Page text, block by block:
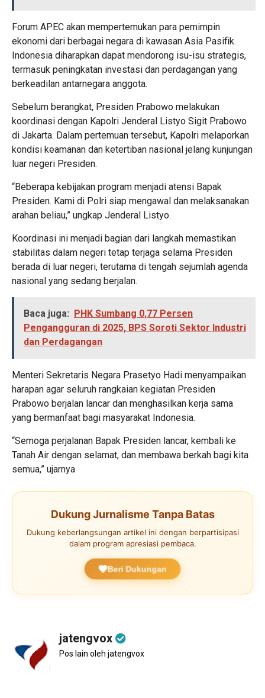
Forum APEC akan mempertemukan para pemimpin
ekonomi dari berbagai negara di kawasan Asia Pasifik.
Indonesia diharapkan dapat mendorong isu-isu strategis,
termasuk peningkatan investasi dan perdagangan yang
berkeadilan antarnegara anggota.
Sebelum berangkat, Presiden Prabowo melakukan
koordinasi dengan Kapolri Jenderal Listyo Sigit Prabowo
di Jakarta. Dalam pertemuan tersebut, Kapolri melaporkan
kondisi keamanan dan ketertiban nasional jelang kunjungan
luar negeri Presiden.
“Beberapa kebijakan program menjadi atensi Bapak
Presiden. Kami di Polri siap mengawal dan melaksanakan
arahan beliau,” ungkap Jenderal Listyo.
Koordinasi ini menjadi bagian dari langkah memastikan
stabilitas dalam negeri tetap terjaga selama Presiden
berada di luar negeri, terutama di tengah sejumlah agenda
nasional yang sedang berjalan.
Baca juga: PHK Sumbang 0,77 Persen
Pengangguran di 2025, BPS Soroti Sektor Industri
dan Perdagangan
Menteri Sekretaris Negara Prasetyo Hadi menyampaikan
harapan agar seluruh rangkaian kegiatan Presiden
Prabowo berjalan lancar dan menghasilkan kerja sama
yang bermanfaat bagi masyarakat Indonesia.
“Semoga perjalanan Bapak Presiden lancar, kembali ke
Tanah Air dengan selamat, dan membawa berkah bagi kita
semua,” ujarnya
Dukung Jurnalisme Tanpa Batas
Dukung keberlangsungan artikel ini dengan berpartisipasi
dalam program apresiasi pembaca.
Beri Dukungan
jatengvox
Pos lain oleh jatengvox